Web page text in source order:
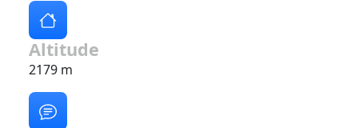
Altitude
2179 m